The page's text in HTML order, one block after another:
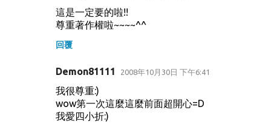
這是一定要的啦!!
尊重著作權啦~~~~^^
回覆
Demon81111 2008年10月30日 下午6:41
我很尊重:)
wow第一次這麼這麼前面超開心=D
我愛四小折:)